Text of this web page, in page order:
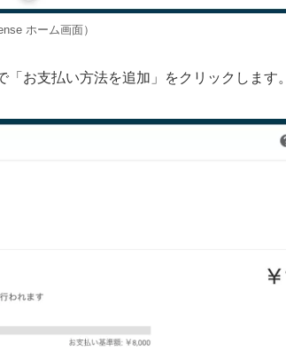
ホーム画面）
お支払い方法を追加」をクリックします。